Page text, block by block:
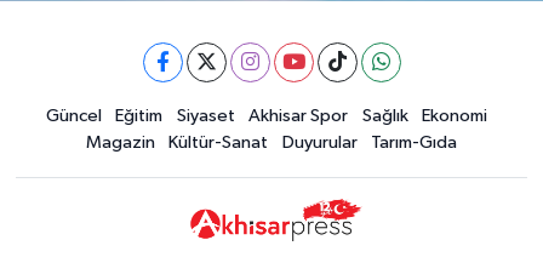
Güncel Eğitim Siyaset Akhisar Spor Sağlık
Ekonomi
Magazin
Kültür-Sanat Duyurular Tarım-Gıda